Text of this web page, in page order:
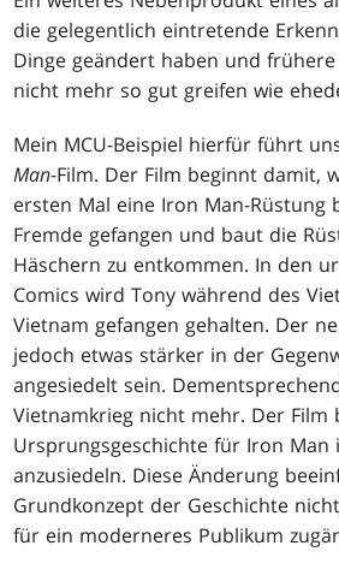
die gelegentlich eintretende
Dinge geändert haben und
nicht mehr so gut greifen wie
Mein MCU-Beispiel hierfür führt
Man-Film. Der Film beginnt damit,
ersten Mal eine Iron Man-Rüstung
Fremde gefangen und baut die
Häschern zu entkommen. In den
Comics wird Tony während des
Vietnam gefangen gehalten. Der
jedoch etwas stärker in der
angesiedelt sein.
Vietnamkrieg nicht mehr. Der Film
Ursprungsgeschichte für Iron Man
anzusiedeln. Diese Änderung
Grundkonzept der Geschichte
für ein moderneres Publikum